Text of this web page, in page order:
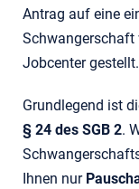
Antrag auf eine
Jobcenter gestellt.
Grundlegend ist
§ 24 des SGB 2.
Ihnen nur